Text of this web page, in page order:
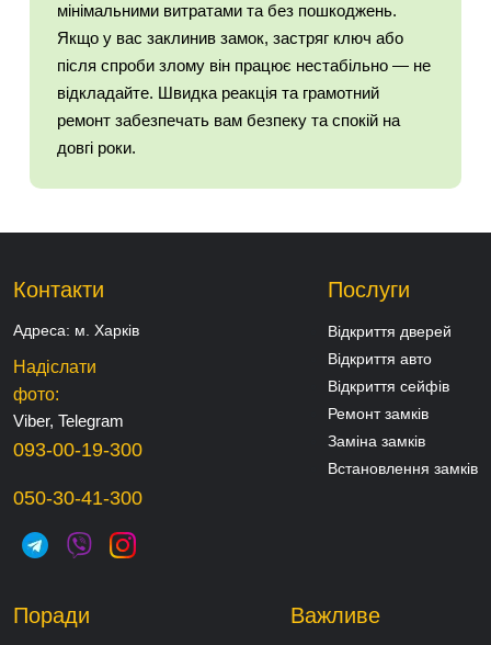
мінімальними витратами та без пошкоджень.
Якщо у вас заклинив замок, застряг ключ або
після спроби злому він працює нестабільно — не
відкладайте. Швидка реакція та грамотний
ремонт забезпечать вам безпеку та спокій на
довгі роки.
Контакти
Адреса: м. Харків
Надіслати
фото:
Viber, Telegram
093-00-19-300
050-30-41-300
Послуги
Відкриття дверей
Відкриття авто
Відкриття сейфів
Ремонт замків
Заміна замків
Встановлення замків
Поради Важливе